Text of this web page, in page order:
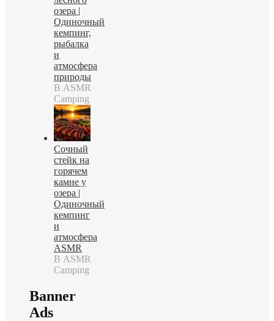
озера |
Одиночный
кемпинг,
рыбалка
и
атмосфера
природы
В ASMR
Camping
Сочный
стейк на
горячем
камне у
озера |
Одиночный
кемпинг
и
атмосфера
ASMR
В ASMR
Camping
Banner
Ads